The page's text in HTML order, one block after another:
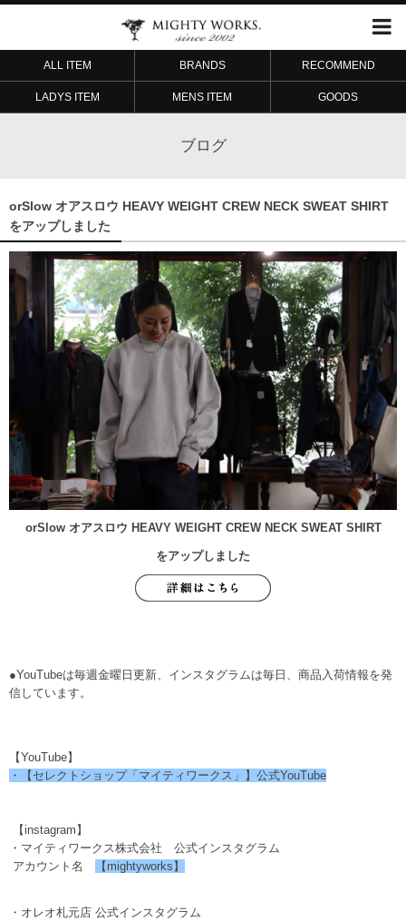
ALL ITEM BRANDS RECOMMEND
LADYS ITEM MENS ITEM GOODS
ブログ
orSlow オアスロウ HEAVY WEIGHT CREW NECK SWEAT SHIRT
をアップしました
orSlow オアスロウ HEAVY WEIGHT CREW NECK SWEAT SHIRT
をアップしました
●YouTubeは毎週金曜日更新、インスタグラムは毎日、商品入荷情報を発
信しています。
【YouTube】
・【セレクトショップ「マイティワークス」】公式YouTube
【instagram】
・マイティワークス株式会社 公式インスタグラム
アカウント名
【mightyworks】
・オレオ札元店 公式インスタグラム